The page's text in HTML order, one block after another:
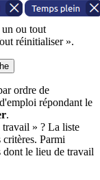
ou tout
réinitialiser ».
ordre de
répondant le
.
travail » ? La liste
Parmi
dont le lieu de travail